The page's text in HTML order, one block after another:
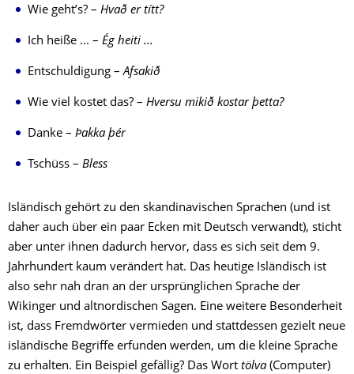
Wie geht’s? – Hvað er títt?
Ich heiße ... – Ég heiti ...
Entschuldigung –Afsakið
Wie viel kostet das? – Hversu mikið kostar þetta?
Danke – Þakka þér
Tschüss – Bless
Isländisch gehört zu den skandinavischen Sprachen (und ist
daher auch über ein paar Ecken mit Deutsch verwandt), sticht
aber unter ihnen dadurch hervor, dass es sich seit dem 9.
Jahrhundert kaum verändert hat. Das heutige Isländisch ist
also sehr nah dran an der ursprünglichen Sprache der
Wikinger und altnordischen Sagen. Eine weitere Besonderheit
ist, dass Fremdwörter vermieden und stattdessen gezielt neue
isländische Begriffe erfunden werden, um die kleine Sprache
zu erhalten. Ein Beispiel gefällig? Das Wort tölva(Computer)